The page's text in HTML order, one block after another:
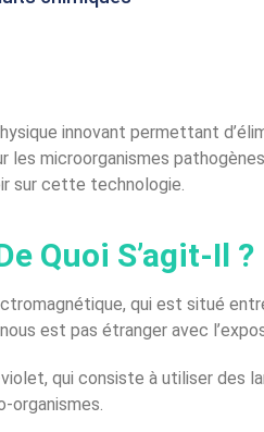
innovant permettant
les microorganismes
sur cette technologie.
Quoi S’agit-Il ?
qui est situé
est pas étranger avec
qui consiste à utiliser des
organismes.